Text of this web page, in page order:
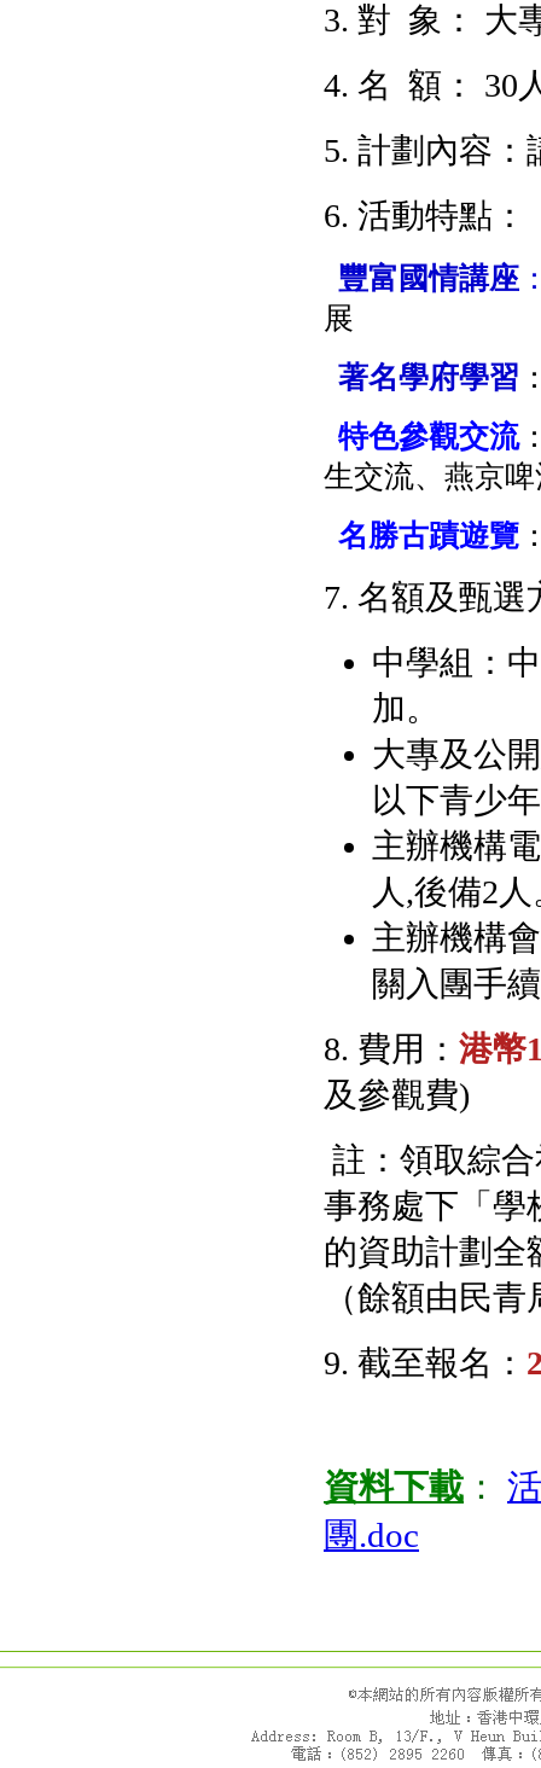
3. 對 象： 大
4. 名 額： 30
5. 計劃內容
6. 活動特點：
豐富國情講座
展
著名學府學習
特色參觀交流
生交流、燕京
名勝古蹟遊覽
7. 名額及甄選
中學組：
加。
大專及公
以下青少
主辦機構
人,後備2
主辦機構
關入團手
8. 費用： 港幣
及參觀費)
註：領取綜
事務處下「學
的資助計劃全
（餘額由民
9. 截至報名：
資料下載 ：
團.doc